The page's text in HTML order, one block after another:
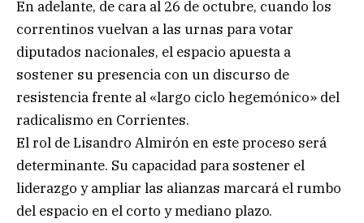
En adelante, de cara al 26 de octubre, cuando los
correntinos vuelvan a las urnas para votar
diputados nacionales, el espacio apuesta a
sostener su presencia con un discurso de
resistencia frente al «largo ciclo hegemónico» del
radicalismo en Corrientes.
El rol de Lisandro Almirón en este proceso será
determinante. Su capacidad para sostener el
liderazgo y ampliar las alianzas marcará el rumbo
del espacio en el corto y mediano plazo.